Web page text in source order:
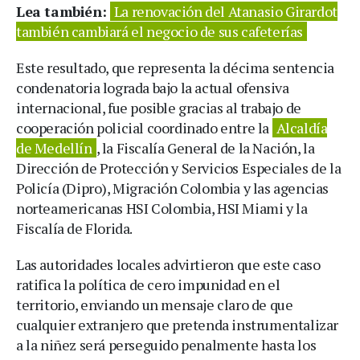
Lea también: La renovación del Atanasio Girardot
también cambiará el negocio de sus cafeterías
Este resultado, que representa la décima sentencia
condenatoria lograda bajo la actual ofensiva
internacional, fue posible gracias al trabajo de
cooperación policial coordinado entre la Alcaldía
de Medellín , la Fiscalía General de la Nación, la
Dirección de Protección y Servicios Especiales de la
Policía (Dipro), Migración Colombia y las agencias
norteamericanas HSI Colombia, HSI Miami y la
Fiscalía de Florida.
Las autoridades locales advirtieron que este caso
ratifica la política de cero impunidad en el
territorio, enviando un mensaje claro de que
cualquier extranjero que pretenda instrumentalizar
a la niñez será perseguido penalmente hasta los